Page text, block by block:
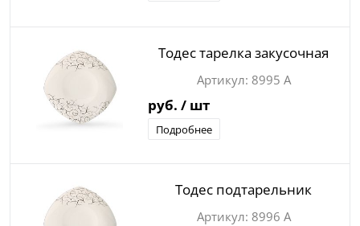
Тодес тарелка закусочная
8995 А
руб. / шт
Подробнее
Тодес подтарельник
8996 А